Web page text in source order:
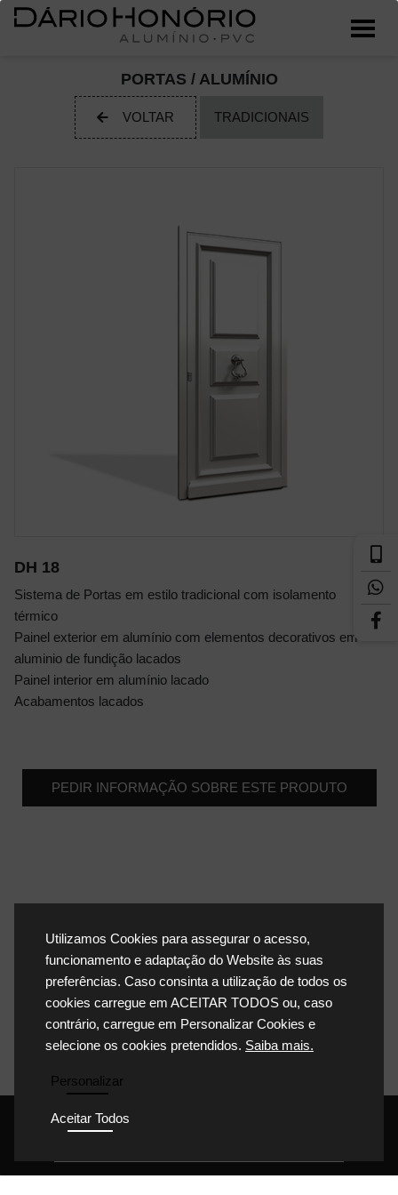
PORTAS / ALUMÍNIO
VOLTAR TRADICIONAIS
DH 18
Sistema de Portas em estilo tradicional com isolamento
térmico
Painel exterior em alumínio com elementos decorativos em
aluminio de fundição lacados
Painel interior em alumínio lacado
Acabamentos lacados
PEDIR INFORMAÇÃO SOBRE ESTE PRODUTO
Utilizamos Cookies para assegurar o acesso,
funcionamento e adaptação do Website às suas
preferências. Caso consinta a utilização de todos os
cookies carregue em ACEITAR TODOS ou, caso
contrário, carregue em Personalizar Cookies e
selecione os cookies pretendidos. Saiba mais.
Personalizar
Aceitar Todos